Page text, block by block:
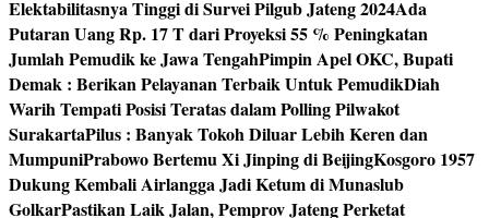
Elektabilitasnya Tinggi di Survei Pilgub Jateng 2024Ada
Putaran Uang Rp. 17 T dari Proyeksi 55 % Peningkatan
Jumlah Pemudik ke Jawa TengahPimpin Apel OKC, Bupati
Demak : Berikan Pelayanan Terbaik Untuk PemudikDiah
Warih Tempati Posisi Teratas dalam Polling Pilwakot
SurakartaPilus : Banyak Tokoh Diluar Lebih Keren dan
MumpuniPrabowo Bertemu Xi Jinping di BeijingKosgoro 1957
Dukung Kembali Airlangga Jadi Ketum di Munaslub
GolkarPastikan Laik Jalan, Pemprov Jateng Perketat